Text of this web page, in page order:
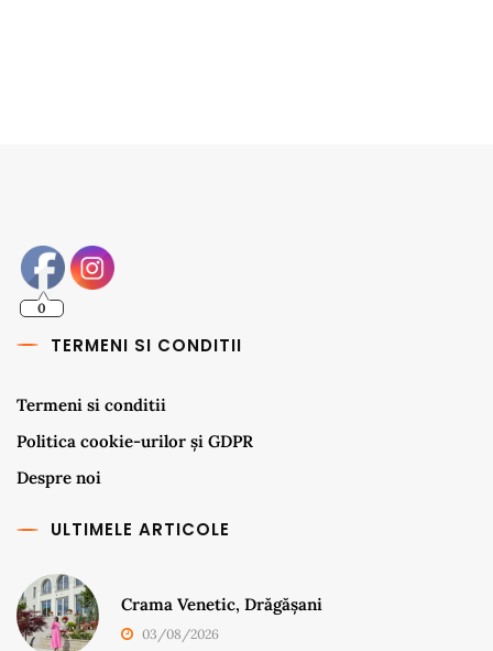
0
TERMENI SI CONDITII
Termeni si conditii
Politica cookie-urilor și GDPR
Despre noi
ULTIMELE ARTICOLE
Crama Venetic, Drăgășani
03/08/2026